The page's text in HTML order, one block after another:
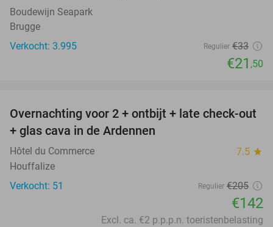
Boudewijn Seapark
Brugge
Verkocht: 3.995
Regulier €33
€21 ,50
31%
Overnachting voor 2 + ontbijt + late check-out
+ glas cava in de Ardennen
Hôtel du Commerce 7.5 star
Houffalize
Verkocht: 51
Regulier €205
€142
Excl. ca. €2 p.p.p.n. toeristenbelasting